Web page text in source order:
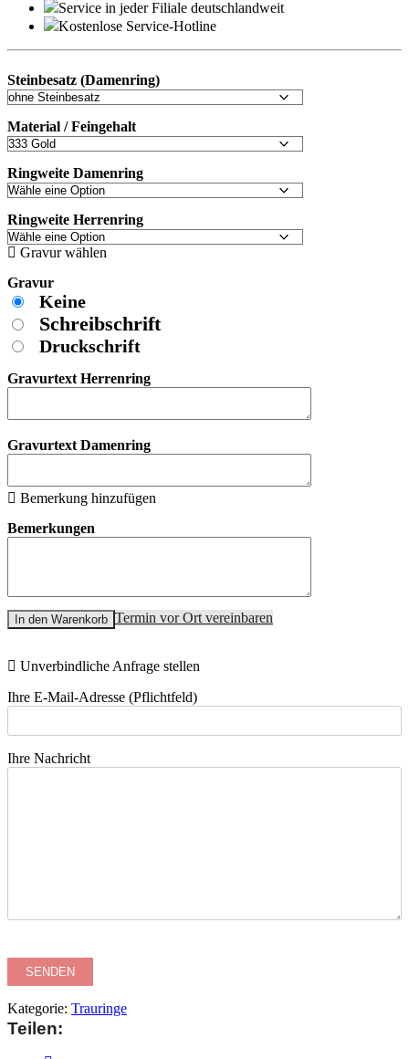
Service in jeder Filiale deutschlandweit
Kostenlose Service-Hotline
Steinbesatz (Damenring)
Material / Feingehalt
Ringweite Damenring
Ringweite Herrenring
Gravur wählen
Gravur
Keine
Schreibschrift
Druckschrift
Gravurtext Herrenring
Gravurtext Damenring
Bemerkung hinzufügen
Bemerkungen
In den Warenkorb Termin vor Ort vereinbaren
Unverbindliche Anfrage stellen
Ihre E-Mail-Adresse (Pflichtfeld)
Ihre Nachricht
Kategorie: Trauringe
Teilen: